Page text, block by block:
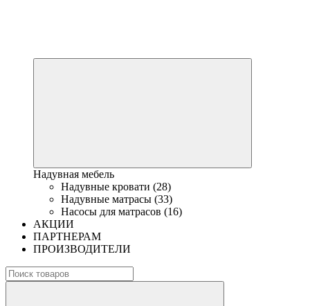
Надувная мебель
Надувные кровати (28)
Надувные матрасы (33)
Насосы для матрасов (16)
АКЦИИ
ПАРТНЕРАМ
ПРОИЗВОДИТЕЛИ